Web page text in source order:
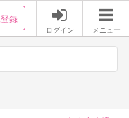
録
ログイン メニュー